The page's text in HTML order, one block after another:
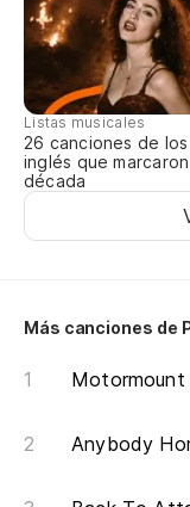
Listas musicales
26 canciones de
inglés que
década
Más canciones de
Motormount
Anybody